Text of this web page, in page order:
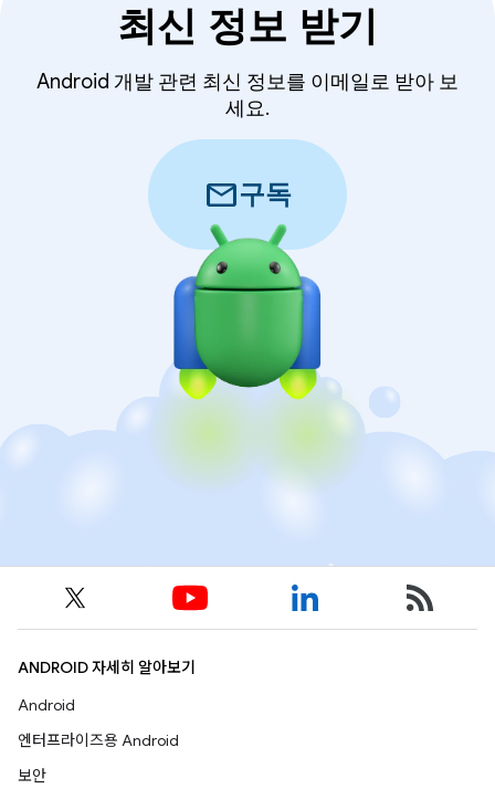
최신 정보 받기
Android 개발 관련 최신 정보를 이메일로 받아 보
세요.
mail구독
ANDROID 자세히 알아보기
Android
엔터프라이즈용 Android
보안